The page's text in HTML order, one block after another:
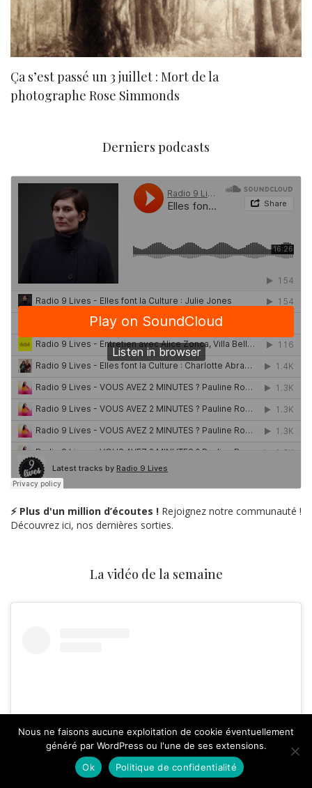
Ça s’est passé un 3 juillet : Mort de la
photographe Rose Simmonds
Derniers podcasts
⚡ Plus d'un million d’écoutes ! Rejoignez notre communauté !
Découvrez ici, nos dernières sorties.
La vidéo de la semaine
Nous ne faisons aucune exploitation de cookie éventuellement
généré par WordPress ou l'une de ses extensions.
Ok
Politique de confidentialité